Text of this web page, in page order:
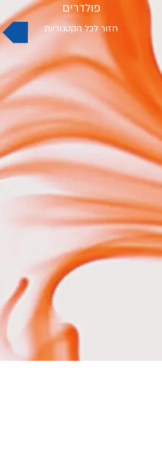
פולדרים
חזור לכל הקטגוריות